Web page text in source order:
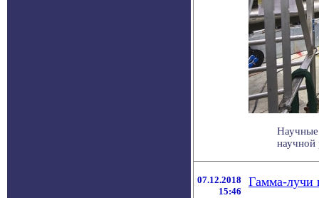
Научные
07.12.2018
15:46
Гамма-лучи